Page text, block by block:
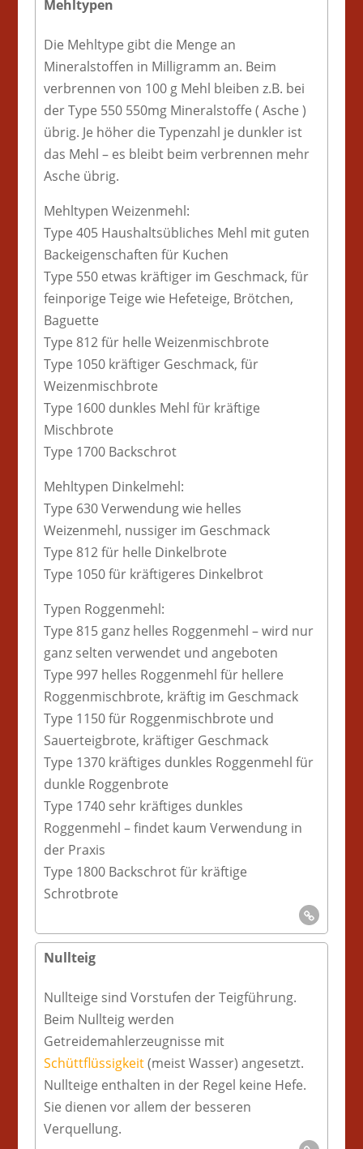
Mehltypen
Die Mehltype gibt die Menge an
Mineralstoffen in Milligramm an. Beim
verbrennen von 100 g Mehl bleiben z.B. bei
der Type 550 550mg Mineralstoffe ( Asche )
übrig. Je höher die Typenzahl je dunkler ist
das Mehl – es bleibt beim verbrennen mehr
Asche übrig.
Mehltypen Weizenmehl:
Type 405 Haushaltsübliches Mehl mit guten
Backeigenschaften für Kuchen
Type 550 etwas kräftiger im Geschmack, für
feinporige Teige wie Hefeteige, Brötchen,
Baguette
Type 812 für helle Weizenmischbrote
Type 1050 kräftiger Geschmack, für
Weizenmischbrote
Type 1600 dunkles Mehl für kräftige
Mischbrote
Type 1700 Backschrot
Mehltypen Dinkelmehl:
Type 630 Verwendung wie helles
Weizenmehl, nussiger im Geschmack
Type 812 für helle Dinkelbrote
Type 1050 für kräftigeres Dinkelbrot
Typen Roggenmehl:
Type 815 ganz helles Roggenmehl – wird nur
ganz selten verwendet und angeboten
Type 997 helles Roggenmehl für hellere
Roggenmischbrote, kräftig im Geschmack
Type 1150 für Roggenmischbrote und
Sauerteigbrote, kräftiger Geschmack
Type 1370 kräftiges dunkles Roggenmehl für
dunkle Roggenbrote
Type 1740 sehr kräftiges dunkles
Roggenmehl – findet kaum Verwendung in
der Praxis
Type 1800 Backschrot für kräftige
Schrotbrote
Nullteig
Nullteige sind Vorstufen der Teigführung.
Beim Nullteig werden
Getreidemahlerzeugnisse mit
Schüttflüssigkeit(meist Wasser) angesetzt.
Nullteige enthalten in der Regel keine Hefe.
Sie dienen vor allem der besseren
Verquellung.